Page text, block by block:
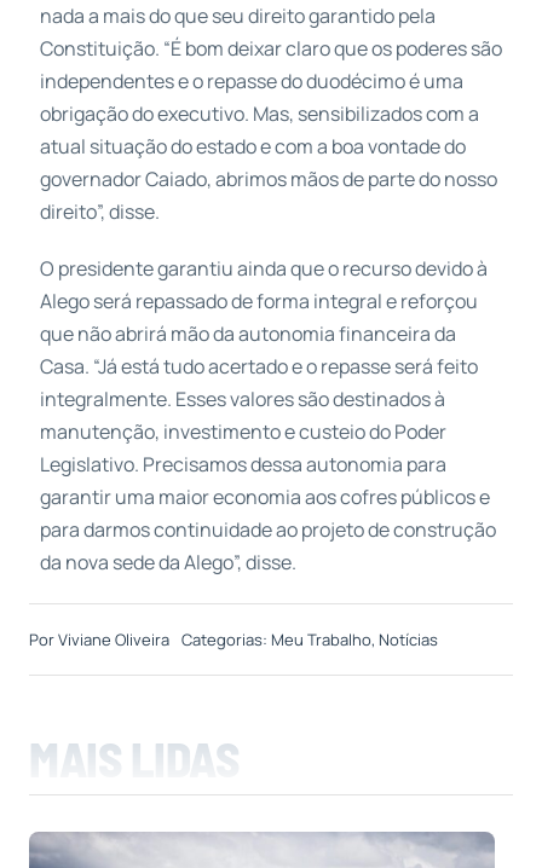
nada a mais do que seu direito garantido pela
Constituição. “É bom deixar claro que os poderes são
independentes e o repasse do duodécimo é uma
obrigação do executivo. Mas, sensibilizados com a
atual situação do estado e com a boa vontade do
governador Caiado, abrimos mãos de parte do nosso
direito”, disse.
O presidente garantiu ainda que o recurso devido à
Alego será repassado de forma integral e reforçou
que não abrirá mão da autonomia financeira da
Casa. “Já está tudo acertado e o repasse será feito
integralmente. Esses valores são destinados à
manutenção, investimento e custeio do Poder
Legislativo. Precisamos dessa autonomia para
garantir uma maior economia aos cofres públicos e
para darmos continuidade ao projeto de construção
da nova sede da Alego”, disse.
PorViviane Oliveira Categorias: Meu Trabalho, Notícias
MAIS LIDAS